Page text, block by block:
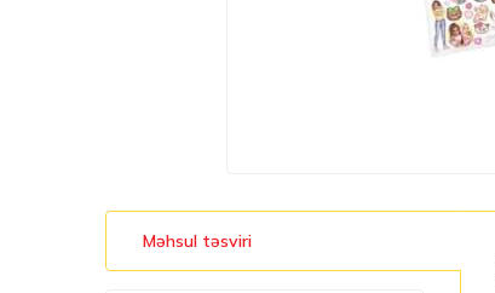
Məhsul təsviri